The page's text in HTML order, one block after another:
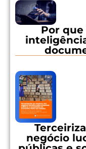
Por que
negócio